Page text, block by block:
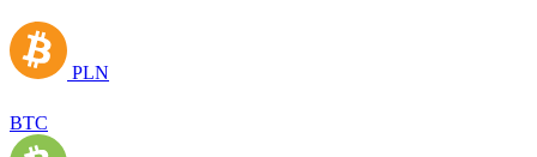
PLN
BTC